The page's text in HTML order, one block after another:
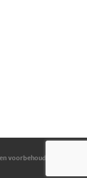
voorbehouden